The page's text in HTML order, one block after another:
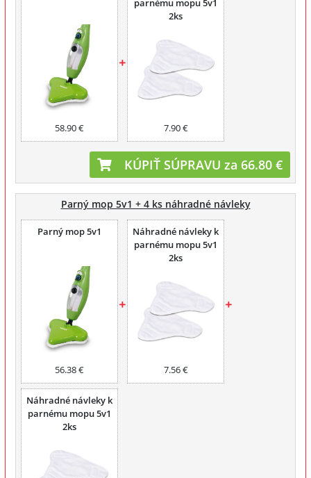
58.90 €
parnému mopu 5v1
2ks
7.90 €
KÚPIŤ SÚPRAVU za 66.80 €
Parný mop 5v1 + 4 ks náhradné návleky
Parný mop 5v1
56.38 €
Náhradné návleky k
parnému mopu 5v1
2ks
7.56 €
Náhradné návleky k
parnému mopu 5v1
2ks